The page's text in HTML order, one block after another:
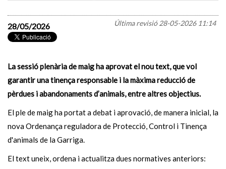
Última revisió28-05-2026 11:14
28/05/2026
La sessió plenària de maig ha aprovat el nou text, que vol
garantir una tinença responsable i la màxima reducció de
pèrdues i abandonaments d’animals, entre altres objectius.
El ple de maig ha portat a debat i aprovació, de manera inicial, la
nova Ordenança reguladora de Protecció, Control i Tinença
d'animals de la Garriga.
El text uneix, ordena i actualitza dues normatives anteriors: